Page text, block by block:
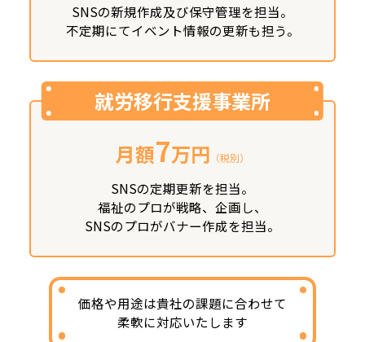
SNSの新規作成及び保守管理を担当。
不定期にてイベント情報の更新も担う。
就労移行支援事業所
月額7万円 （税別）
SNSの定期更新を担当。
福祉のプロが戦略、企画し、
SNSのプロがバナー作成を担当。
価格や用途は貴社の課題に合わせて
柔軟に対応いたします